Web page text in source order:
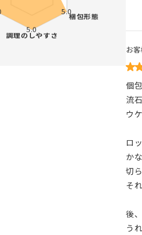
お客
個
流
ウ
ロ
か
切
そ
後
う